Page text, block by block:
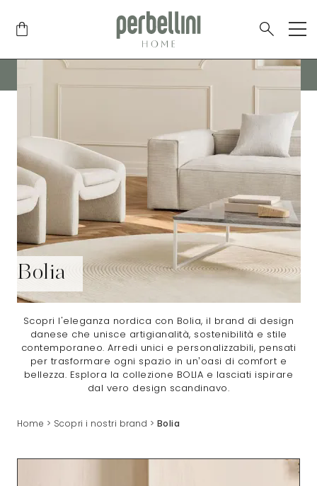
SPEDIZIONE GRATUITA IN TUTTA ITALIA PER ORDINI SUPERIORI AI175€
Bolia
Scopri l'eleganza nordica con Bolia, il brand di design
danese che unisce artigianalità, sostenibilità e stile
contemporaneo. Arredi unici e personalizzabili, pensati
per trasformare ogni spazio in un’oasi di comfort e
bellezza. Esplora la collezione BOLIA e lasciati ispirare
dal vero design scandinavo.
Home > Scopri i nostri brand > Bolia